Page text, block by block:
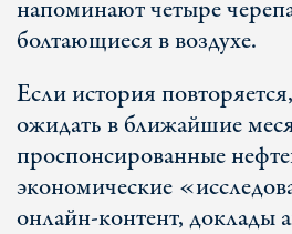
напоминают четыре
болтающиеся в воздухе.
Если история
ожидать в ближайшие
проспонсированные
экономические
онлайн-контент, доклады